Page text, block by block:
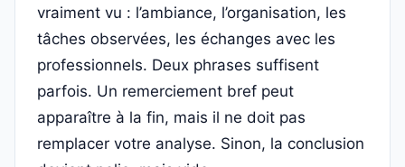
vraiment vu : l’ambiance, l’organisation, les
tâches observées, les échanges avec les
professionnels. Deux phrases suffisent
parfois. Un remerciement bref peut
apparaître à la fin, mais il ne doit pas
remplacer votre analyse. Sinon, la conclusion